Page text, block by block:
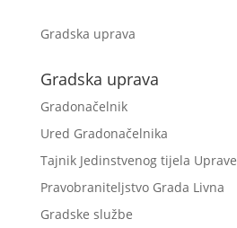
Gradska uprava
Gradska uprava
Gradonačelnik
Ured Gradonačelnika
Tajnik Jedinstvenog tijela Uprave
Pravobraniteljstvo Grada Livna
Gradske službe